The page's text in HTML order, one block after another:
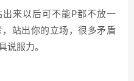
出来以后可不能P都不放一
站出你的立场，很多矛盾
说服力。